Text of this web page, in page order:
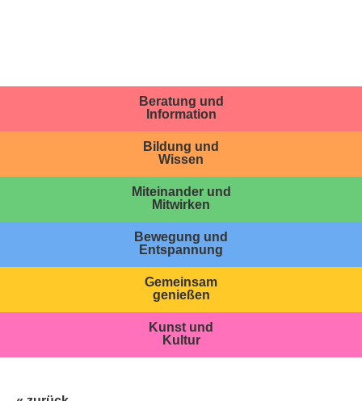
Beratung und
Information
Bildung und
Wissen
Miteinander und
Mitwirken
Bewegung und
Entspannung
Gemeinsam
genießen
Kunst und
Kultur